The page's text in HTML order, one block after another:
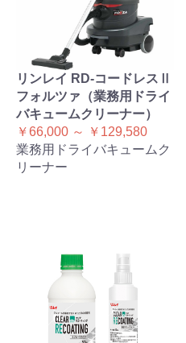
リンレイ RD-コードレスⅡ
フォルツァ（業務用ドライ
バキュームクリーナー）
￥66,000 ～ ￥129,580
業務用ドライバキュームク
リーナー